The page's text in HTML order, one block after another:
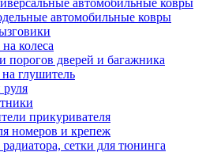
автомобильные ковры
колеса
порогов дверей и багажника
глушитель
прикуривателя
номеров и крепеж
сетки для тюнинга